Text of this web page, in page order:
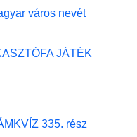
város nevét
JÁTÉK
335. rész